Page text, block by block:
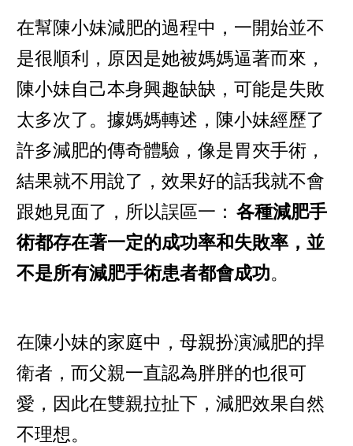
在幫陳小妹減肥的過程中，一開始並不
是很順利，原因是她被媽媽逼著而來，
陳小妹自己本身興趣缺缺，可能是失敗
太多次了。據媽媽轉述，陳小妹經歷了
許多減肥的傳奇體驗，像是胃夾手術，
結果就不用說了，效果好的話我就不會
跟她見面了，所以誤區一： 各種減肥手
術都存在著一定的成功率和失敗率，並
不是所有減肥手術患者都會成功。
在陳小妹的家庭中，母親扮演減肥的捍
衛者，而父親一直認為胖胖的也很可
愛，因此在雙親拉扯下，減肥效果自然
不理想。